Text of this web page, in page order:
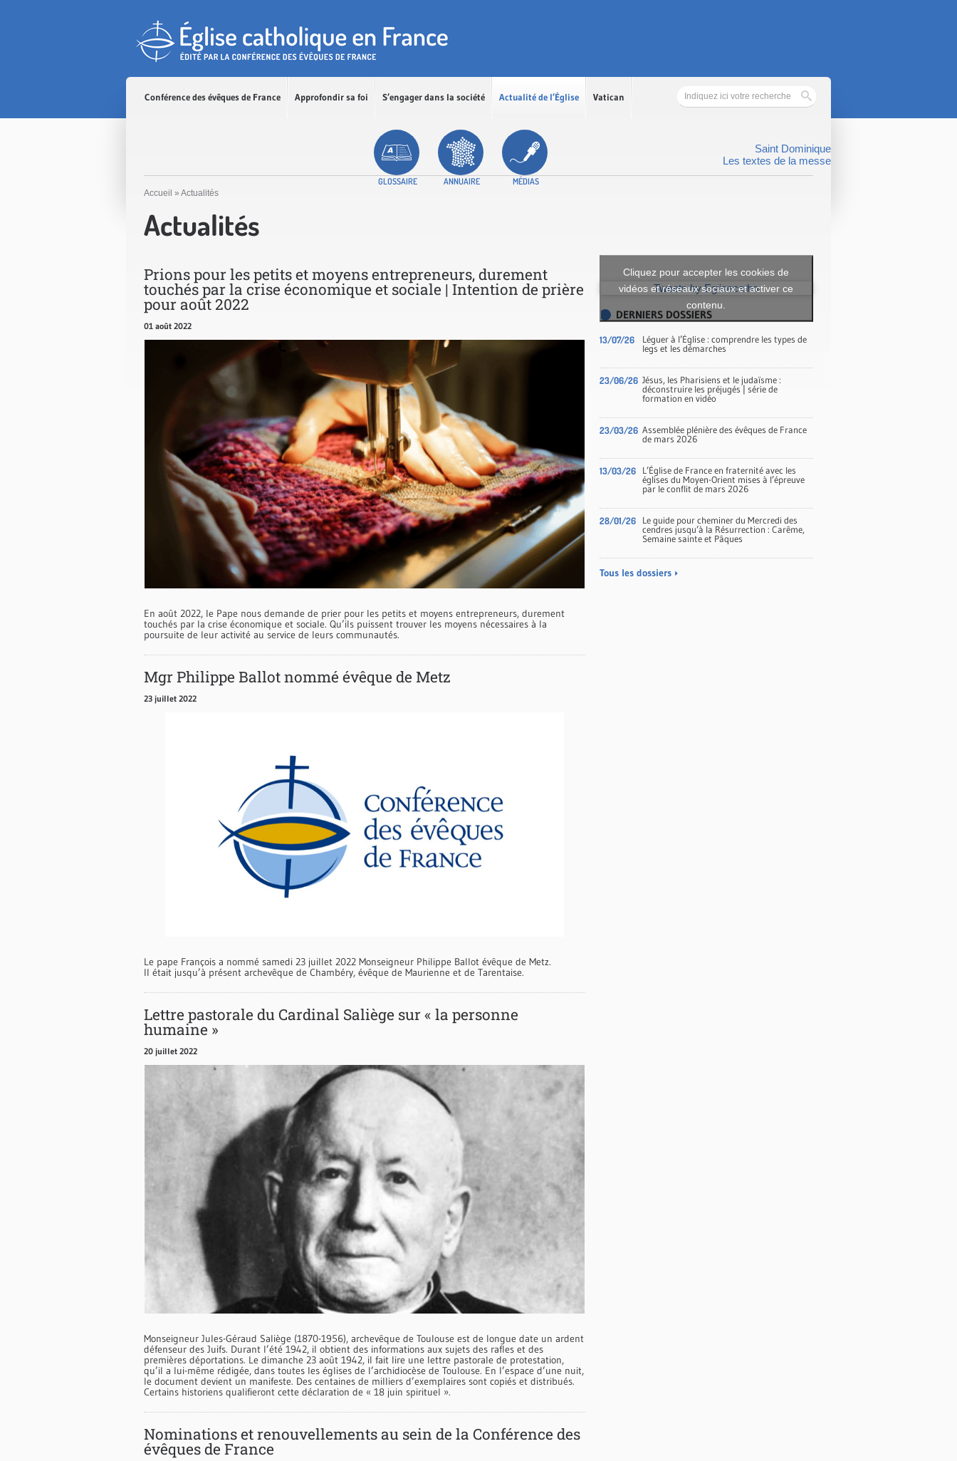
Conférence des évêques de France Approfondir sa foi S’engager dans la société Actualité de l’Église Vatican
GLOSSAIRE ANNUAIRE MÉDIAS
Saint Dominique
Les textes de la messe
Accueil » Actualités
Actualités
Prions pour les petits et moyens entrepreneurs, durement
touchés par la crise économique et sociale | Intention de prière
pour août 2022
01 août 2022
En août 2022, le Pape nous demande de prier pour les petits et moyens entrepreneurs, durement
touchés par la crise économique et sociale. Qu’ils puissent trouver les moyens nécessaires à la
poursuite de leur activité au service de leurs communautés.
Mgr Philippe Ballot nommé évêque de Metz
23 juillet 2022
Le pape François a nommé samedi 23 juillet 2022 Monseigneur Philippe Ballot évêque de Metz.
Il était jusqu’à présent archevêque de Chambéry, évêque de Maurienne et de Tarentaise.
Lettre pastorale du Cardinal Saliège sur « la personne
humaine »
20 juillet 2022
Monseigneur Jules-Géraud Saliège (1870-1956), archevêque de Toulouse est de longue date un ardent
défenseur des Juifs. Durant l’été 1942, il obtient des informations aux sujets des rafles et des
premières déportations. Le dimanche 23 août 1942, il fait lire une lettre pastorale de protestation,
qu’il a lui-même rédigée, dans toutes les églises de l’archidiocèse de Toulouse. En l’espace d’une nuit,
le document devient un manifeste. Des centaines de milliers d’exemplaires sont copiés et distribués.
Certains historiens qualifieront cette déclaration de « 18 juin spirituel ».
Nominations et renouvellements au sein de la Conférence des
évêques de France
Tweets by Eglisecatho
Cliquez pour accepter les cookies de
vidéos et réseaux sociaux et activer ce
contenu.
DERNIERS DOSSIERS
13/07/26
Léguer à l’Église : comprendre les types de
legs et les démarches
23/06/26 Jésus, les Pharisiens et le judaïsme :
déconstruire les préjugés | série de
formation en vidéo
23/03/26 Assemblée plénière des évêques de France
de mars 2026
13/03/26
L’Église de France en fraternité avec les
églises du Moyen-Orient mises à l’épreuve
par le conflit de mars 2026
28/01/26
Le guide pour cheminer du Mercredi des
cendres jusqu’à la Résurrection : Carême,
Semaine sainte et Pâques
Tous les dossiers